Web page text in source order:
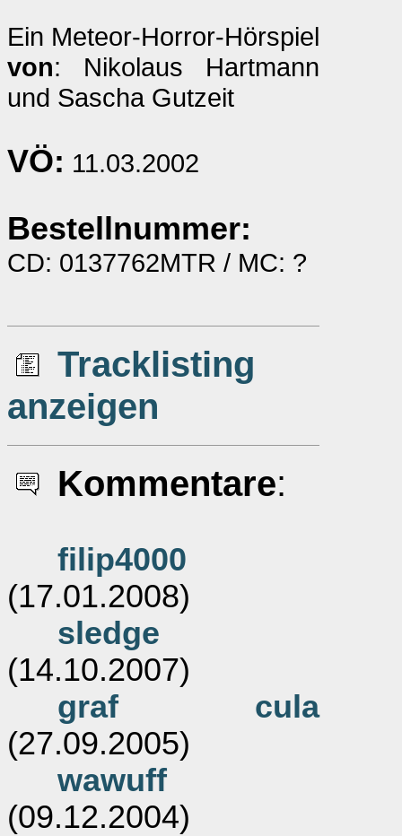
Ein Meteor-Horror-Hörspiel
von: Nikolaus Hartmann
und Sascha Gutzeit
VÖ: 11.03.2002
Bestellnummer:
CD: 0137762MTR / MC: ?
Tracklisting
anzeigen
Kommentare:
filip4000
(17.01.2008)
sledge
(14.10.2007)
graf cula
(27.09.2005)
wawuff
(09.12.2004)